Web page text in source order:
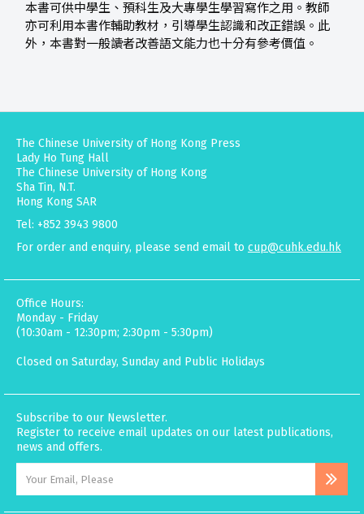
本書可供中學生、預科生及大專學生學習寫作之用。教師
亦可利用本書作輔助教材，引導學生認識和改正錯誤。此
外，本書對一般讀者改善語文能力也十分有參考價值。
The Chinese University of Hong Kong Press
Lady Ho Tung Hall
The Chinese University of Hong Kong
Sha Tin, N.T.
Hong Kong SAR
Tel: +852 3943 9800
For order and enquiry, please send email to cup@cuhk.edu.hk
Office Hours:
Monday - Friday
(10:30am - 12:30pm; 2:30pm - 5:30pm)
Closed on Saturday, Sunday and Public Holidays
Subscribe to our Newsletter.
Register to receive email updates on our latest publications,
news and offers.